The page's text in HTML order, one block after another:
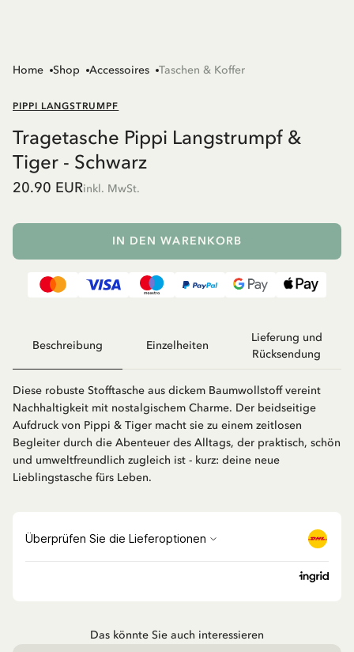
Home Shop Accessoires Taschen & Koffer
PIPPI LANGSTRUMPF
Tragetasche Pippi Langstrumpf &
Tiger - Schwarz
20.90 EURinkl. MwSt.
IN DEN WARENKORB
Beschreibung Einzelheiten
Lieferung und
Rücksendung
Diese robuste Stofftasche aus dickem Baumwollstoff vereint
Nachhaltigkeit mit nostalgischem Charme. Der beidseitige
Aufdruck von Pippi & Tiger macht sie zu einem zeitlosen
Begleiter durch die Abenteuer des Alltags, der praktisch, schön
und umweltfreundlich zugleich ist - kurz: deine neue
Lieblingstasche fürs Leben.
Das könnte Sie auch interessieren